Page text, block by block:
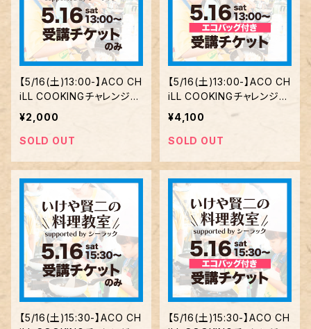
【5/16(土)13:00-】ACO CH
iLL COOKINGチャレンジ
いけや賢二の料理教室 sup
ported by シーラック【受
講のみ】
¥2,000
SOLD OUT
【5/16(土)13:00-】ACO CH
iLL COOKINGチャレンジ
いけや賢二の料理教室 sup
ported by シーラック【エ
コバッグ付】
¥4,100
SOLD OUT
【5/16(土)15:30-】ACO CH
【5/16(土)15:30-】ACO CH